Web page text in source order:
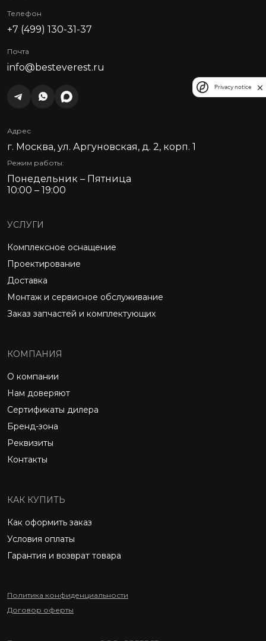
Телефон
+7 (499) 130-31-37
Почта
info@besteverest.ru
Адрес
г. Москва, ул. Аргуновская, д. 2, корп. 1
Режим работы:
Понедельник – Пятница
10:00 – 19:00
УСЛУГИ
Комплексное оснащение
Проектирование
Доставка
Монтаж и сервисное обслуживание
Заказ запчастей и комплектующих
КОМПАНИЯ
О компании
Нам доверяют
Сертификаты дилера
Бренд-зона
Реквизиты
Контакты
КАК КУПИТЬ
Как оформить заказ
Условия оплаты
Гарантия и возврат товара
Политика конфиденциальности
Договор оферты
Privacy notice